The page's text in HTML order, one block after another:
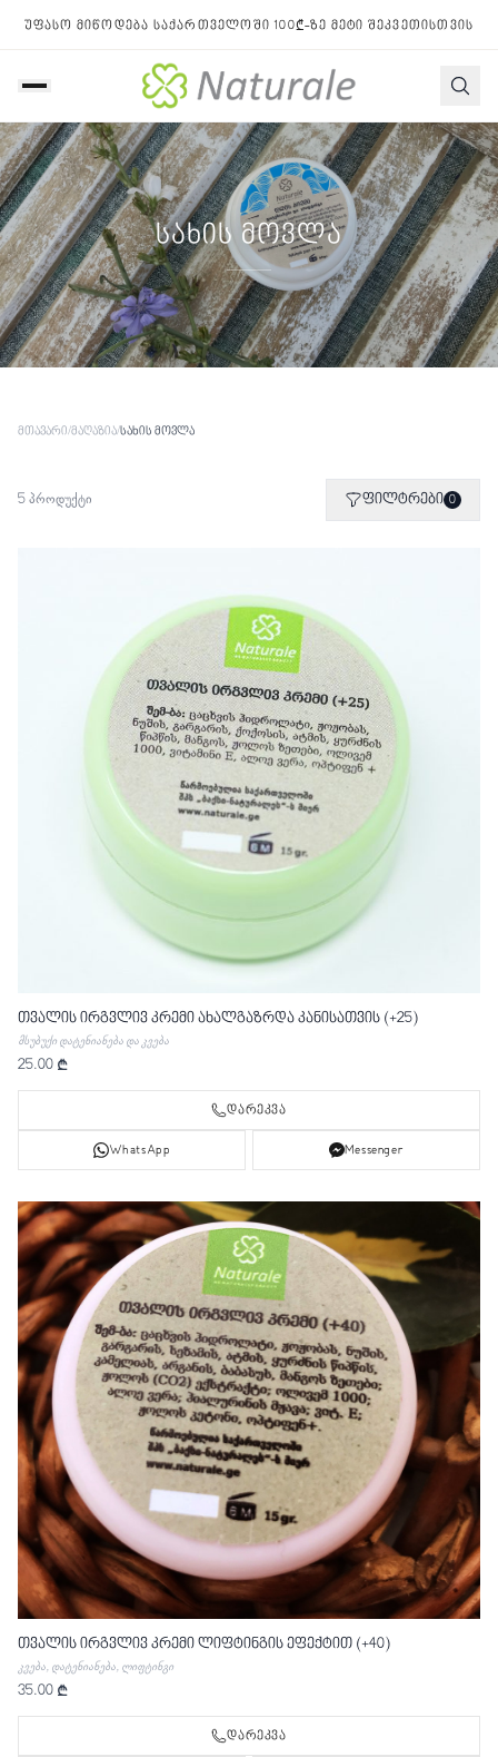
უფასო მიწოდება საქართველოში 100₾-ზე მეტი შეკვეთისთვის
სახის მოვლა
მთავარი/მაღაზია/სახის მოვლა
5 პროდუქტი ფილტრები 0
თვალის ირგვლივ კრემი ახალგაზრდა კანისათვის (+25)
მსუბუქი დატენიანება და კვება
25.00 ₾
დარეკვა
WhatsApp Messenger
თვალის ირგვლივ კრემი ლიფტინგის ეფექტით (+40)
კვება, დატენიანება, ლიფტინგი
35.00 ₾
დარეკვა